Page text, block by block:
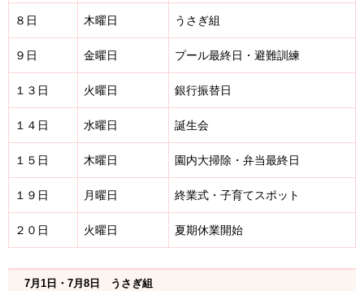
８日 木曜日 うさぎ組
９日 金曜日 プール最終日・避難訓練
１３日 火曜日 銀行振替日
１４日 水曜日 誕生会
１５日 木曜日 園内大掃除・弁当最終日
１９日 月曜日 終業式・子育てスポット
２０日 火曜日 夏期休業開始
7月1日・7月8日 うさぎ組